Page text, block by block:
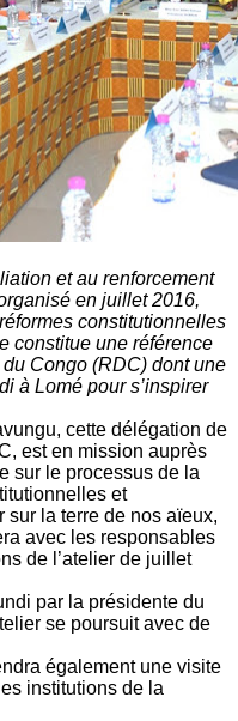
et au renforcement
en juillet 2016,
constitutionnelles
constitue une référence
Congo (RDC) dont une
à Lomé pour s’inspirer
cette délégation de
est en mission auprès
sur le processus de la
et
la terre de nos aïeux,
avec les responsables
de l’atelier de juillet
par la présidente du
se poursuit avec de
également une visite
institutions de la